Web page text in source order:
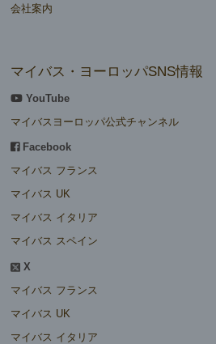
会社案内
マイバス・ヨーロッパSNS情報
YouTube
マイバスヨーロッパ公式チャンネル
Facebook
マイバス フランス
マイバス UK
マイバス イタリア
マイバス スペイン
X
マイバス フランス
マイバス UK
マイバス イタリア